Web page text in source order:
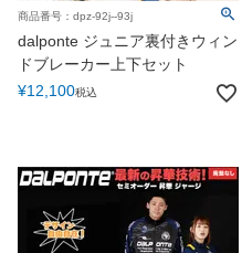
商品番号：dpz-92j--93j
dalponte ジュニア裏付きウィン
ドブレーカー上下セット
¥12,100税込